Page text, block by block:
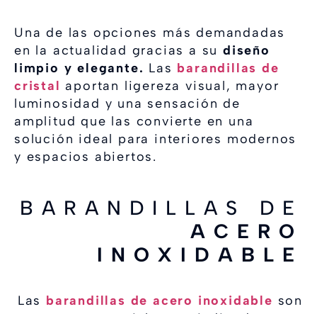
Una de las opciones más demandadas
en la actualidad gracias a su diseño
limpio y elegante. Las barandillas de
cristalaportan ligereza visual, mayor
luminosidad y una sensación de
amplitud que las convierte en una
solución ideal para interiores modernos
y espacios abiertos.
BARANDILLAS DE
ACERO
INOXIDABLE
Las barandillas de acero inoxidable son